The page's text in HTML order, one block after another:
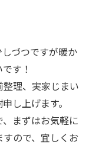
づつですが暖か
す！
理、実家じまい
し上げます。
まずはお気軽に
ので、宜しくお